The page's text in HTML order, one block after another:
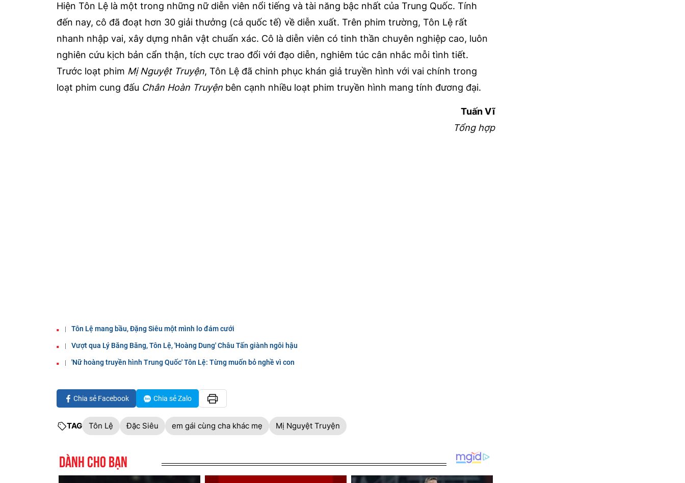
Hiện Tôn Lệ là một trong những nữ diễn viên nổi tiếng và tài năng bậc nhất của Trung Quốc. Tính
đến nay, cô đã đoạt hơn 30 giải thưởng (cả quốc tế) về diễn xuất. Trên phim trường, Tôn Lệ rất
nhanh nhập vai, xây dựng nhân vật chuẩn xác. Cô là diễn viên có tinh thần chuyên nghiệp cao, luôn
nghiên cứu kịch bản cẩn thận, tích cực trao đổi với đạo diễn, nghiêm túc cân nhắc mỗi tình tiết.
Trước loạt phim Mị Nguyệt Truyện, Tôn Lệ đã chinh phục khán giả truyền hình với vai chính trong
loạt phim cung đấu Chân Hoàn Truyện bên cạnh nhiều loạt phim truyền hình mang tính đương đại.
Tuấn Vĩ
Tổng hợp
Tôn Lệ mang bầu, Đặng Siêu một mình lo đám cưới
Vượt qua Lý Băng Băng, Tôn Lệ, 'Hoàng Dung' Châu Tấn giành ngôi hậu
'Nữ hoàng truyền hình Trung Quốc' Tôn Lệ: Từng muốn bỏ nghề vì con
Chia sẻ Facebook Chia sẻ Zalo
TAG Tôn Lệ Đặc Siêu em gái cùng cha khác mẹ Mị Nguyệt Truyện